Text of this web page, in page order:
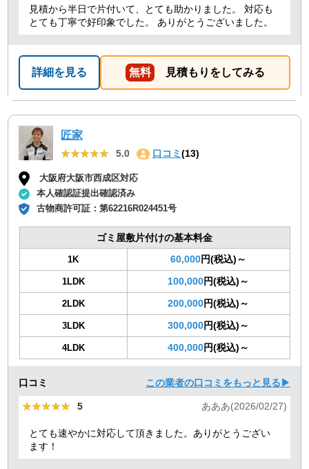
見積から半日で片付いて、とても助かりました。 対応も
とても丁寧で好印象でした。 ありがとうございました。
詳細を見る 無料 見積もりをしてみる
匠家
★★★★★
★★★★★ 5.0 口コミ (13)
大阪府大阪市西成区対応
本人確認証提出確認済み
古物商許可証：第62216R024451号
ゴミ屋敷片付けの基本料金
1K 60,000円(税込)～
1LDK 100,000円(税込)～
2LDK 200,000円(税込)～
3LDK 300,000円(税込)～
4LDK 400,000円(税込)～
口コミ この業者の口コミをもっと見る▶
★★★★★
★★★★★ 5 あああ(2026/02/27)
とても速やかに対応して頂きました。ありがとうござい
ます！